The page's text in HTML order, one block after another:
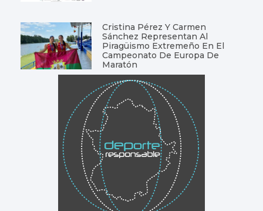
Cristina Pérez Y Carmen
Sánchez Representan Al
Piragüismo Extremeño En El
Campeonato De Europa De
Maratón